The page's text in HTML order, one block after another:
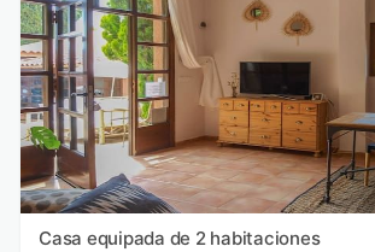
Casa equipada de 2 habitaciones